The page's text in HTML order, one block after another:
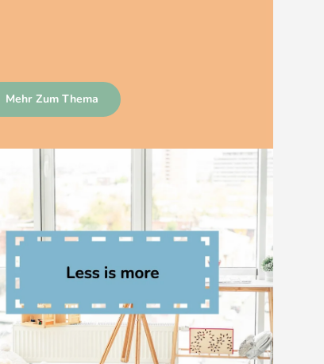
Mehr Zum Thema